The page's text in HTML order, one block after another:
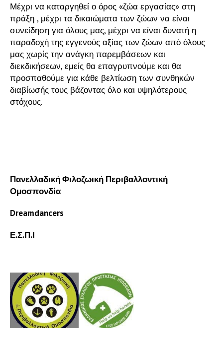
Μέχρι να καταργηθεί ο όρος «ζώα εργασίας» στη
πράξη , μέχρι τα δικαιώματα των ζώων να είναι
συνείδηση για όλους μας, μέχρι να είναι δυνατή η
παραδοχή της εγγενούς αξίας των ζώων από όλους
μας χωρίς την ανάγκη παρεμβάσεων και
διεκδικήσεων, εμείς θα επαγρυπνούμε και θα
προσπαθούμε για κάθε βελτίωση των συνθηκών
διαβίωσής τους βάζοντας όλο και υψηλότερους
στόχους.
Πανελλαδική Φιλοζωική Περιβαλλοντική
Ομοσπονδία
Dreamdancers
Ε.Σ.Π.Ι